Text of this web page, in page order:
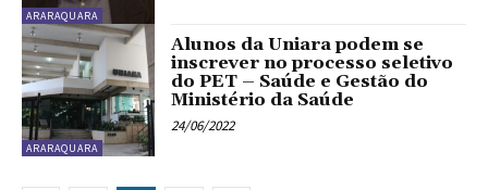
ARARAQUARA
ARARAQUARA
Alunos da Uniara podem se
inscrever no processo seletivo
do PET – Saúde e Gestão do
Ministério da Saúde
24/06/2022